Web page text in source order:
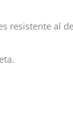
resistente al